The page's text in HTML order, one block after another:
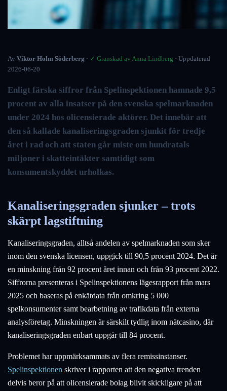
Av Viktor Holm Söderberg · ✓ Granskad av Anna Lindberg · Uppdaterad
2026-06-20
Enligt färska siffror från Spelinspektionen hamnade 9,5
procent av alla insatser på den svenska spelmarknaden
under 2024 hos olicensierade aktörer. Det innebär att
den så kallade kanaliseringsgraden sjunkit för tredje
året i rad och att staten går miste om hundratals
miljoner i skatteintäkter samtidigt som
konsumentskyddet urholkas.
Kanaliseringsgraden sjunker – trots
skärpt lagstiftning
Kanaliseringsgraden, alltså andelen av spelmarknaden som sker
inom den svenska licensen, uppgick till 90,5 procent 2024. Det är
en minskning från 92 procent året innan och från 93 procent 2022.
Siffrorna presenteras i Spelinspektionens lägesrapport från mars
2025 och baseras på enkätdata från omkring 5 000
spelkonsumenter samt bearbetning av trafikdata från externa
analysföretag. Minskningen är särskilt tydlig inom nätcasino, där
kanaliseringsgraden enbart uppgår till 84 procent.
Problemet har uppmärksammats av flera remissinstanser.
Spelinspektionen skriver i rapporten att den negativa trenden
delvis beror på att olicensierade bolag blivit skickligare på att